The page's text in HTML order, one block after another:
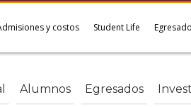
y costos Student Life
Alumnos Egresados